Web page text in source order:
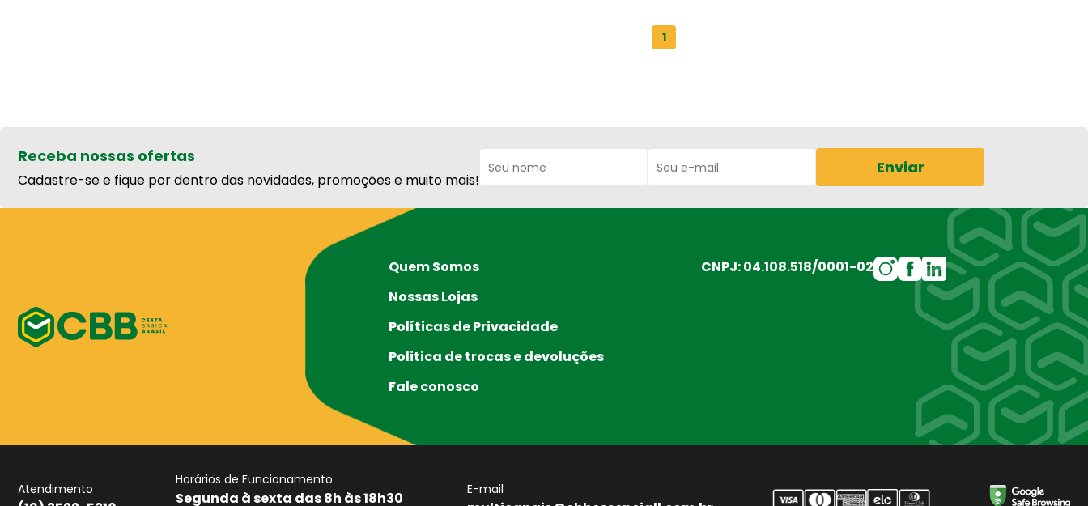
1
Receba nossas ofertas
Cadastre-se e fique por dentro das novidades, promoções e muito mais!
Enviar
Quem Somos
Nossas Lojas
Políticas de Privacidade
Politica de trocas e devoluções
Fale conosco
CNPJ: 04.108.518/0001-02
Atendimento
Horários de Funcionamento
Segunda à sexta das 8h às 18h30 E-mail